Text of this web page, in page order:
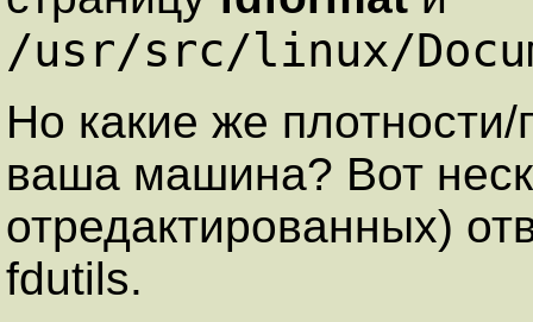
/usr/src/linux/
Но какие же
ваша машина? Вот
отредактированных)
fdutils.